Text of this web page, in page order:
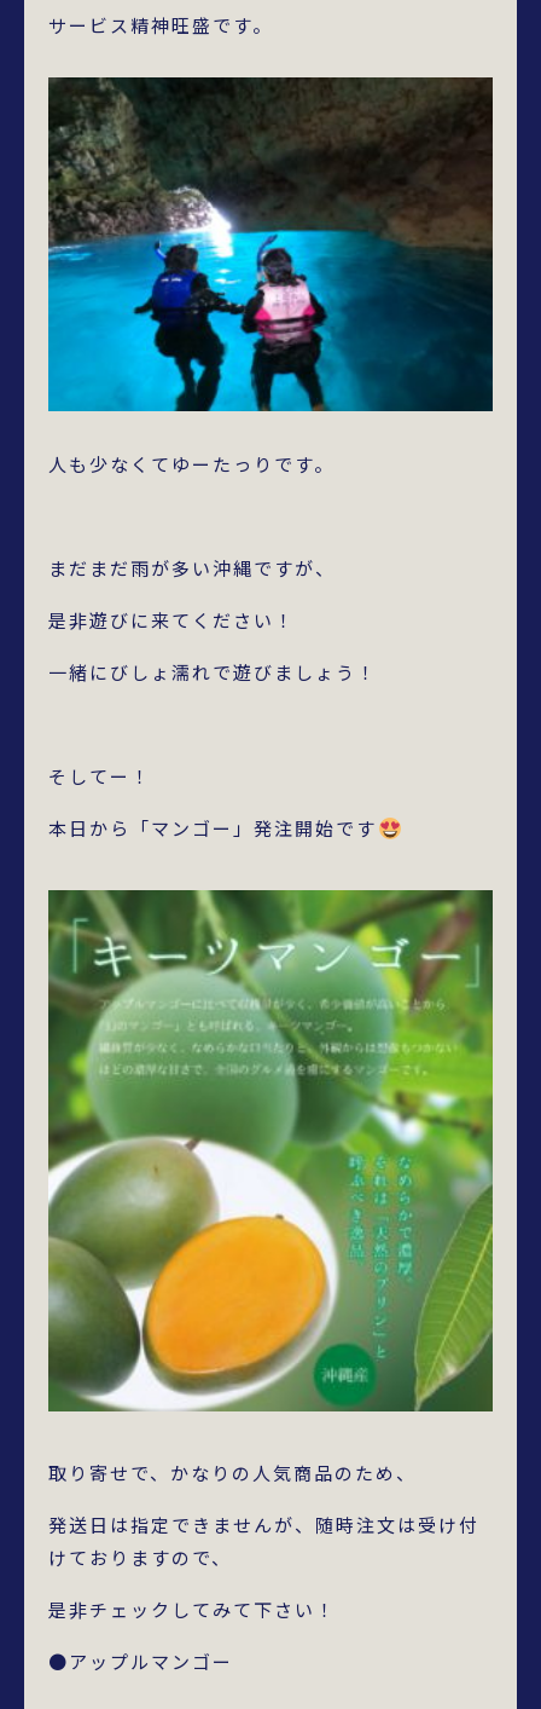
サービス精神旺盛です。
人も少なくてゆーたっりです。
まだまだ雨が多い沖縄ですが、
是非遊びに来てください！
一緒にびしょ濡れで遊びましょう！
そしてー！
本日から「マンゴー」発注開始です
取り寄せで、かなりの人気商品のため、
発送日は指定できませんが、随時注文は受け付
けておりますので、
是非チェックしてみて下さい！
●アップルマンゴー